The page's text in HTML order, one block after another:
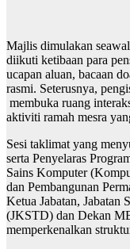
Majlis dimulakan
diikuti ketibaan para
ucapan aluan, bacaan
rasmi. Seterusnya,
membuka ruang
aktiviti ramah mesra
Sesi taklimat yang
serta Penyelaras
Sains Komputer
dan Pembangunan
Ketua Jabatan,
(JKSTD) dan Dekan
memperkenalkan